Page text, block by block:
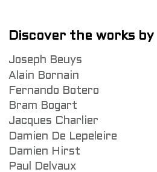
Discover the works by
Joseph Beuys
Alain Bornain
Fernando Botero
Bram Bogart
Jacques Charlier
Damien De Lepeleire
Damien Hirst
Paul Delvaux